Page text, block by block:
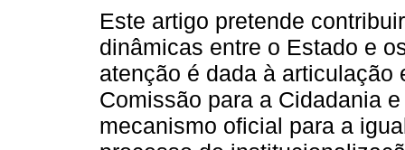
Este artigo pretende
dinâmicas entre o Estado e
atenção é dada à
Comissão para a Cidadania
mecanismo oficial para a